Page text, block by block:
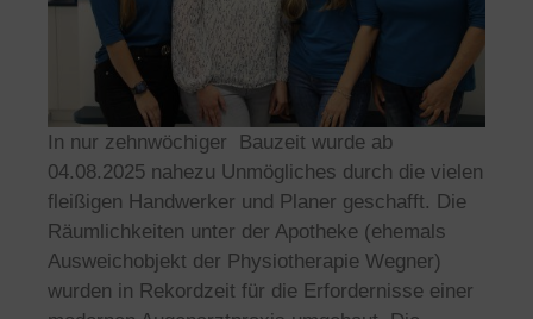
In nur zehnwöchiger Bauzeit wurde ab
04.08.2025 nahezu Unmögliches durch die vielen
fleißigen Handwerker und Planer geschafft. Die
Räumlichkeiten unter der Apotheke (ehemals
Ausweichobjekt der Physiotherapie Wegner)
wurden in Rekordzeit für die Erfordernisse einer